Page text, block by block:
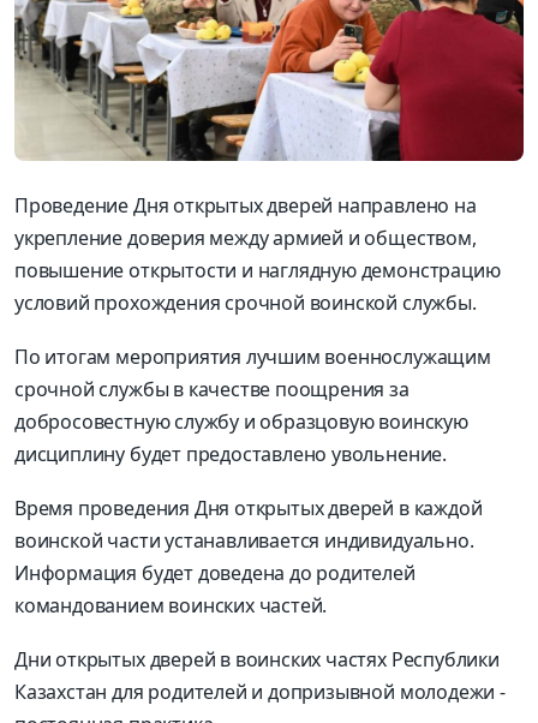
Проведение Дня открытых дверей направлено на
укрепление доверия между армией и обществом,
повышение открытости и наглядную демонстрацию
условий прохождения срочной воинской службы.
По итогам мероприятия лучшим военнослужащим
срочной службы в качестве поощрения за
добросовестную службу и образцовую воинскую
дисциплину будет предоставлено увольнение.
Время проведения Дня открытых дверей в каждой
воинской части устанавливается индивидуально.
Информация будет доведена до родителей
командованием воинских частей.
Дни открытых дверей в воинских частях Республики
Казахстан для родителей и допризывной молодежи -